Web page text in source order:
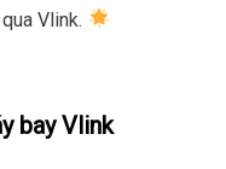
Vlink.
bay Vlink